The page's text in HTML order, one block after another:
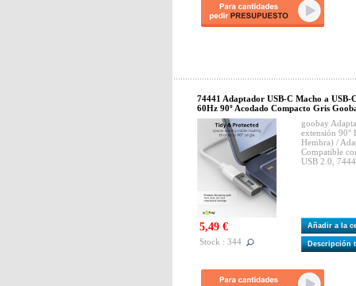
74441 Adaptador USB-C Macho a
60Hz 90º Acodado Compacto Gris
goobay
extensión 90°
Hembra) /
Compatible
USB 2.0,
5,49 €
Stock : 344
Añadir a la
Descripción